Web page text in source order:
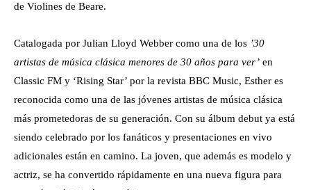
de Violines de Beare.
Catalogada por Julian Lloyd Webber como una de los ’30
artistas de música clásica menores de 30 años para ver’ en
Classic FM y ‘Rising Star’ por la revista BBC Music, Esther es
reconocida como una de las jóvenes artistas de música clásica
más prometedoras de su generación. Con su álbum debut ya está
siendo celebrado por los fanáticos y presentaciones en vivo
adicionales están en camino. La joven, que además es modelo y
actriz, se ha convertido rápidamente en una nueva figura para